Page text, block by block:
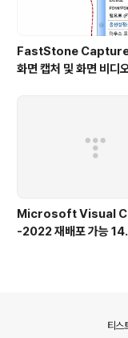
FastStone Capture
화면 캡처 및 화면 비디
Microsoft Visual
-2022 재배포 가능
티스